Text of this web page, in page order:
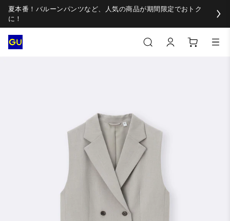
夏本番！バルーンパンツなど、人気の商品が期間限定でおトク
に！